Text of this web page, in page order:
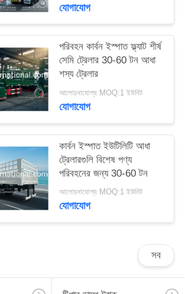
যোগাযোগ
পরিবহন কার্বন ইস্পাত ফ্ল্যাট শীর্ষ
সেমি ট্রেলার 30-60 টন আধা
শস্য ট্রেলার
আলোচনাযোগ্য MOQ:1 ইউনিট
যোগাযোগ
কার্বন ইস্পাত ইউটিলিটি আধা
ট্রেলারগুলি বিশেষ পণ্য
পরিবহনের জন্য 30-60 টন
আলোচনাযোগ্য MOQ:1 ইউনিট
যোগাযোগ
সব